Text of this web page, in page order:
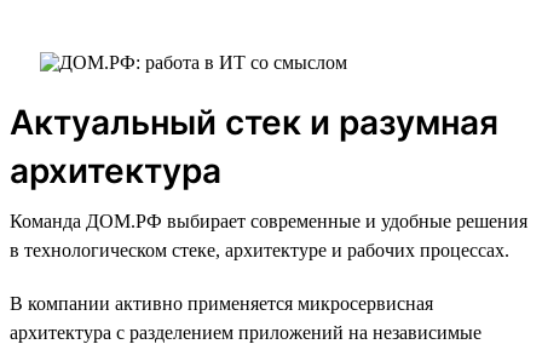
Актуальный стек и разумная
архитектура
Команда ДОМ.РФ выбирает современные и удобные решения
в технологическом стеке, архитектуре и рабочих процессах.
В компании активно применяется микросервисная
архитектура с разделением приложений на независимые